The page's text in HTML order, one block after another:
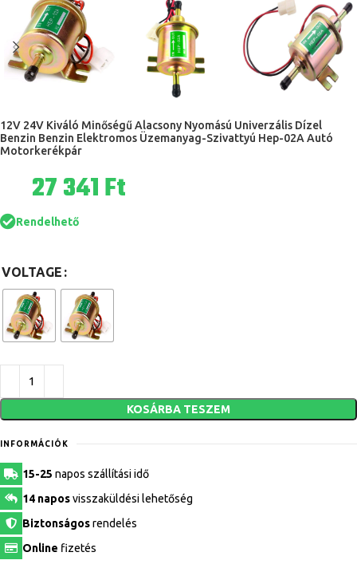
12V 24V Kiváló Minőségű Alacsony Nyomású Univerzális Dízel
Benzin Benzin Elektromos Üzemanyag-Szivattyú Hep-02A Autó
Motorkerékpár
Ft
Rendelhető
VOLTAGE
KOSÁRBA TESZEM
INFORMÁCIÓK
15-25 napos szállítási idő
14 naposvisszaküldési lehetőség
Biztonságosrendelés
Online fizetés